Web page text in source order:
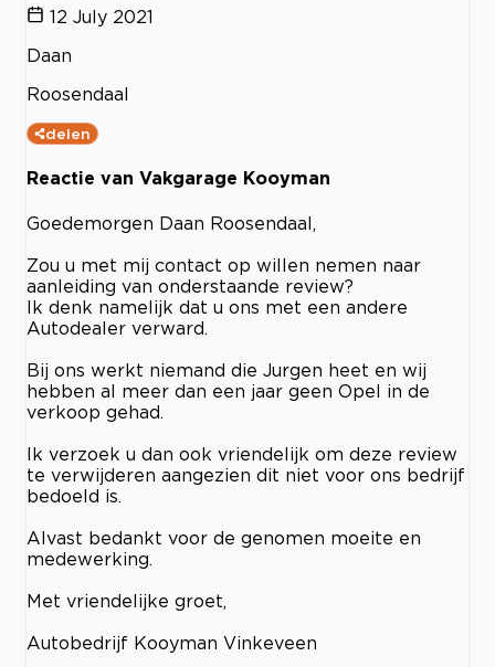
12 July 2021
Daan
Roosendaal
delen
Reactie van Vakgarage Kooyman
Goedemorgen Daan Roosendaal,
Zou u met mij contact op willen nemen naar
aanleiding van onderstaande review?
Ik denk namelijk dat u ons met een andere
Autodealer verward.
Bij ons werkt niemand die Jurgen heet en wij
hebben al meer dan een jaar geen Opel in de
verkoop gehad.
Ik verzoek u dan ook vriendelijk om deze review
te verwijderen aangezien dit niet voor ons bedrijf
bedoeld is.
Alvast bedankt voor de genomen moeite en
medewerking.
Met vriendelijke groet,
Autobedrijf Kooyman Vinkeveen